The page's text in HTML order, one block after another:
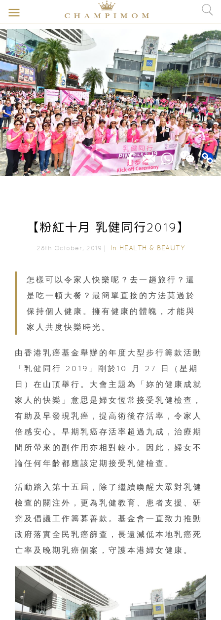
【粉紅十月 乳健同行2019】
28th October, 2019｜ In HEALTH & BEAUTY
怎樣可以令家人快樂呢？去一趟旅行？還
是吃一頓大餐？最簡單直接的方法莫過於
保持個人健康。擁有健康的體魄，才能與
家人共度快樂時光。
由香港乳癌基金舉辦的年度大型步行籌款活動
「乳健同行 2019」剛於10 月 27 日（星期
日）在山頂舉行。大會主題為「妳的健康成就
家人的快樂」意思是婦女恆常接受乳健檢查，
有助及早發現乳癌，提高術後存活率，令家人
倍感安心。早期乳癌存活率超過九成，治療期
間所帶來的副作用亦相對較小。因此，婦女不
論任何年齡都應該定期接受乳健檢查。
活動踏入第十五屆，除了繼續喚醒大眾對乳健
檢查的關注外，更為乳健教育、患者支援、研
究及倡議工作籌募善款。基金會一直致力推動
政府落實全民乳癌篩查，長遠減低本地乳癌死
亡率及晚期乳癌個案，守護本港婦女健康。